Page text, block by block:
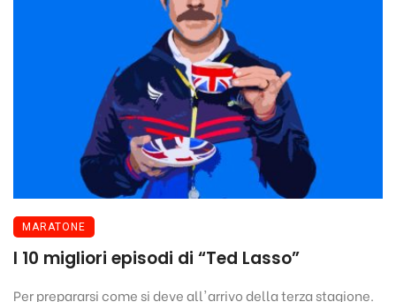
MARATONE
I 10 migliori episodi di “Ted Lasso”
Per prepararsi come si deve all'arrivo della terza stagione.